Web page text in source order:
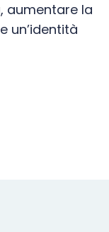
aumentare la
un’identità